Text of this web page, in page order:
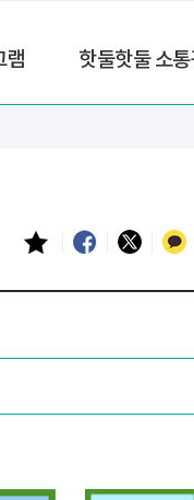
램 핫둘핫둘 소